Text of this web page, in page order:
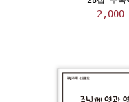
2,000